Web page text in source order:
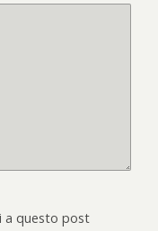
a questo post